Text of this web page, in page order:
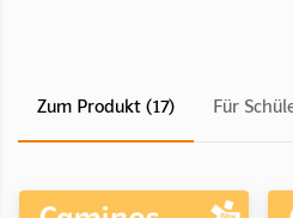
Zum Produkt (17) Für